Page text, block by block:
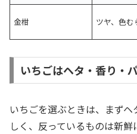
金柑 ツヤ、色む
いちごはヘタ・香り・
いちごを選ぶときは、まず
しく、反っているものは新